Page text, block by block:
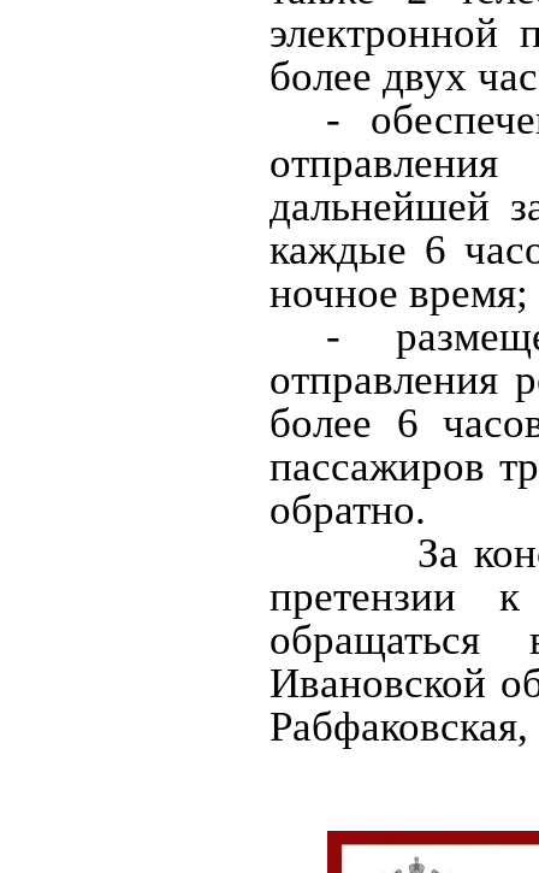
электронной
более двух
-
дальнейшей
каждые 6
ночное время;
-
отправления
более 6
пассажиров
обратно.
За
претензии к
обращаться
Ивановской